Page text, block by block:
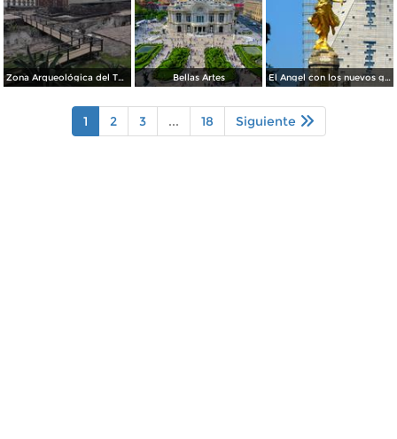
Zona Arqueológica del Templo Mayor. Junio/2018 Bellas Artes El Angel con los nuevos guardianes de reforma.
1 2 3 ... 18 Siguiente